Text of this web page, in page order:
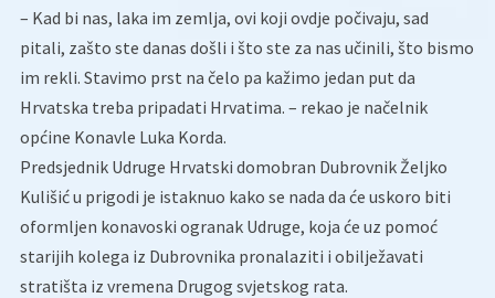
– Kad bi nas, laka im zemlja, ovi koji ovdje počivaju, sad
pitali, zašto ste danas došli i što ste za nas učinili, što bismo
im rekli. Stavimo prst na čelo pa kažimo jedan put da
Hrvatska treba pripadati Hrvatima. – rekao je načelnik
općine Konavle Luka Korda.
Predsjednik Udruge Hrvatski domobran Dubrovnik Željko
Kulišić u prigodi je istaknuo kako se nada da će uskoro biti
oformljen konavoski ogranak Udruge, koja će uz pomoć
starijih kolega iz Dubrovnika pronalaziti i obilježavati
stratišta iz vremena Drugog svjetskog rata.